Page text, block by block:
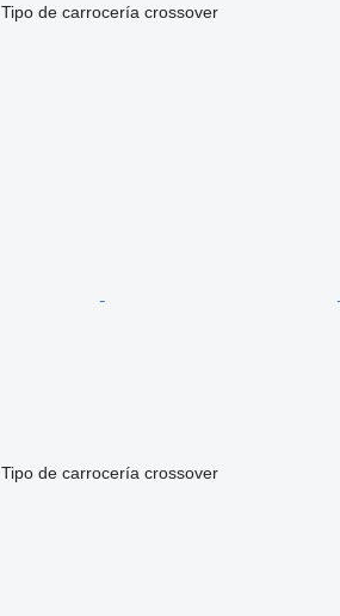
Tipo de carrocería crossover
Tipo de carrocería crossover